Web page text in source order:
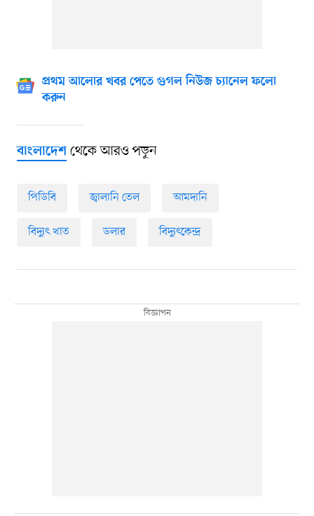
প্রথম আলোর খবর পেতে গুগল নিউজ চ্যানেল ফলো
করুন
বাংলাদেশথেকে আরও পড়ুন
পিডিবি জ্বালানি তেল আমদানি
বিদ্যুৎ খাত ডলার বিদ্যুৎকেন্দ্র